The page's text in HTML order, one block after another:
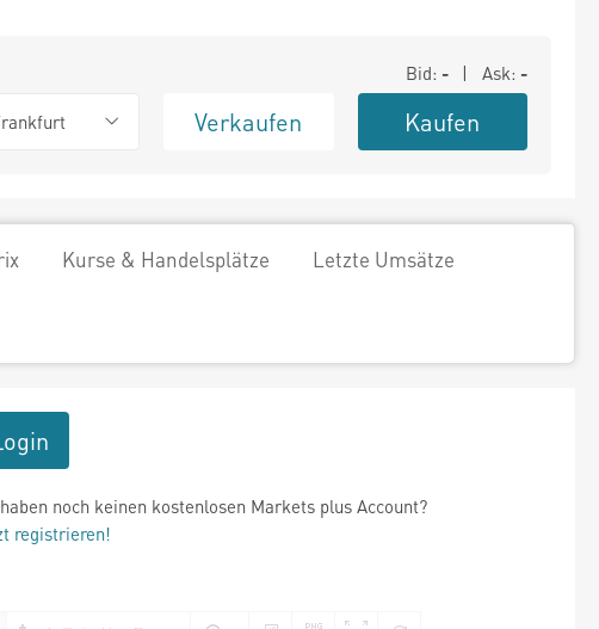
Bid: - | Ask: -
Verkaufen Kaufen
Kurse & Handelsplätze Letzte Umsätze
noch keinen kostenlosen Markets plus Account?
registrieren!